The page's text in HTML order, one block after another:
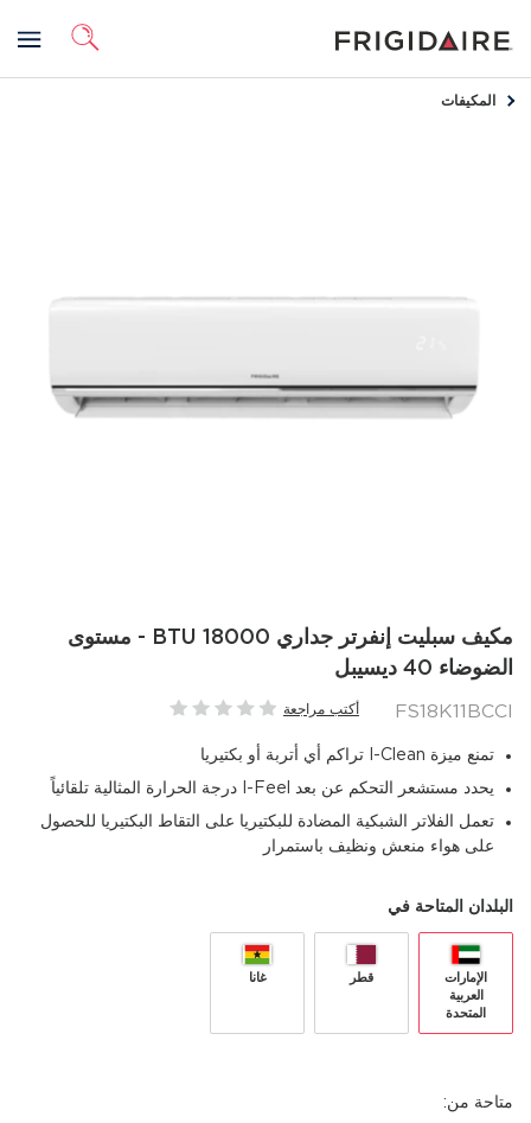
المكيفات
مكيف سبليت إنفرتر جداري 18000 BTU - مستوى
الضوضاء 40 ديسيبل
FS18K11BCCI أكتب مراجعة
تمنع ميزة I-Clean تراكم أي أتربة أو بكتيريا
يحدد مستشعر التحكم عن بعد I-Feel درجة الحرارة المثالية تلقائياً
تعمل الفلاتر الشبكية المضادة للبكتيريا على التقاط البكتيريا للحصول
على هواء منعش ونظيف باستمرار
البلدان المتاحة في
الإمارات
العربية
المتحدة
قطر غانا
متاحة من: